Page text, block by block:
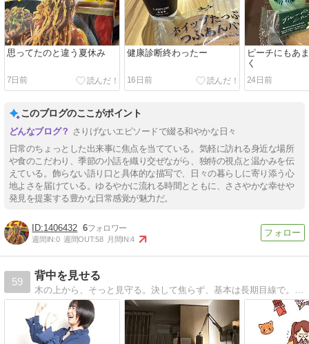
思ってたのと違う夏休み
7日前
健康診断終わったー
16日前
ピーチにもあ
く
24日前
このブログのここがポイント
さりげないエピソードで綴る和やかな日々
日常のちょっとした出来事に焦点を当てている。気軽に訪れる身近な場所
や食のこだわり、季節の小話を織り交ぜながら、独特の視点と温かみを伝
えている。飾らない語り口と具体的な描写で、日々の暮らしに寄り添う心
地よさを届けている。ゆるやかに流れる時間とともに、ささやかな幸せや
発見を提案する豊かな日常感覚が魅力だ。
1406432 6
週間IN:0 週間OUT:58 月間IN:4
59
背中を見せる
木の上から、そっと見守る。決して焦らず、基本は長期目線で。いつか気づいてくれるかな。俺の背中